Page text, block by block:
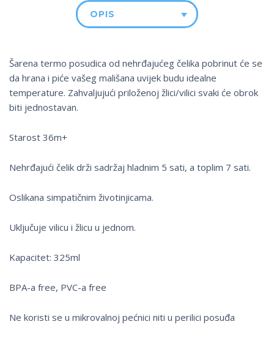
OPIS
Šarena termo posudica od nehrđajućeg čelika pobrinut će se
da hrana i piće vašeg mališana uvijek budu idealne
temperature. Zahvaljujući priloženoj žlici/vilici svaki će obrok
biti jednostavan.
Starost 36m+
Nehrđajući čelik drži sadržaj hladnim 5 sati, a toplim 7 sati.
Oslikana simpatičnim životinjicama.
Uključuje vilicu i žlicu u jednom.
Kapacitet: 325ml
BPA-a free, PVC-a free
Ne koristi se u mikrovalnoj pećnici niti u perilici posuđa